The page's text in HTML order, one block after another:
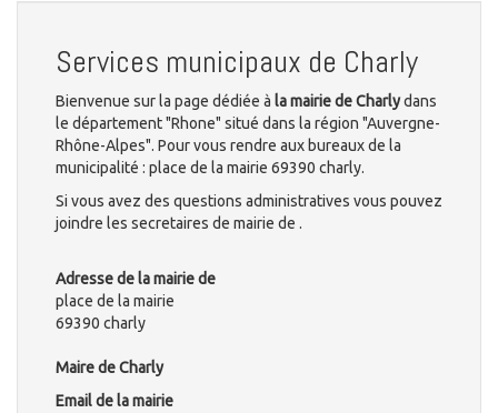
Services municipaux de Charly
Bienvenue sur la page dédiée à la mairie de Charlydans
le département "Rhone" situé dans la région "Auvergne-
Rhône-Alpes". Pour vous rendre aux bureaux de la
municipalité : place de la mairie 69390 charly.
Si vous avez des questions administratives vous pouvez
joindre les secretaires de mairie de .
Adresse de la mairie de
place de la mairie
69390 charly
Maire de Charly
Email de la mairie